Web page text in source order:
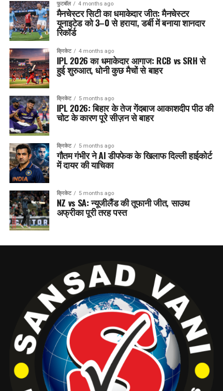
फुटबॉल 4 months ago
मैनचेस्टर सिटी का धमाकेदार जीत: मैनचेस्टर
यूनाइटेड को 3–0 से हराया, डर्बी में बनाया शानदार
रिकॉर्ड
क्रिकेट 4 months ago
IPL 2026 का धमाकेदार आगाज: RCB vs SRH से
हुई शुरुआत, धोनी कुछ मैचों से बाहर
क्रिकेट 5 months ago
IPL 2026: बिहार के तेज गेंदबाज आकाशदीप पीठ की
चोट के कारण पूरे सीज़न से बाहर
क्रिकेट 5 months ago
गौतम गंभीर ने AI डीपफेक के खिलाफ दिल्ली हाईकोर्ट
में दायर की याचिका
क्रिकेट 5 months ago
NZ vs SA: न्यूजीलैंड की तूफानी जीत, साउथ
अफ्रीका पूरी तरह पस्त